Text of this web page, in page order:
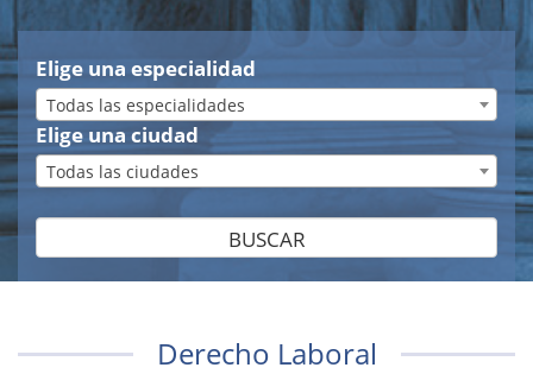
Elige una especialidad
Todas las especialidades
Elige una ciudad
Todas las ciudades
BUSCAR
Derecho Laboral